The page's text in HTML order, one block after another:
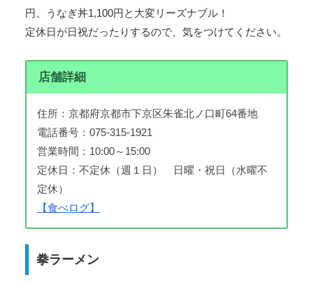
円、うなぎ丼1,100円と大変リーズナブル！
定休日が日祝だったりするので、気をつけてください。
店舗詳細
住所：京都府京都市下京区朱雀北ノ口町64番地
電話番号：075-315-1921
営業時間：10:00～15:00
定休日：不定休（週１日） 日曜・祝日（水曜不
定休）
【食べログ】
拳ラーメン